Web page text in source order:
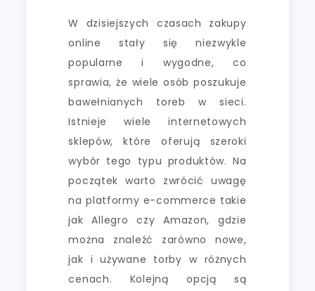
W dzisiejszych czasach zakupy
online stały się niezwykle
popularne i wygodne, co
sprawia, że wiele osób poszukuje
bawełnianych toreb w sieci.
Istnieje wiele internetowych
sklepów, które oferują szeroki
wybór tego typu produktów. Na
początek warto zwrócić uwagę
na platformy e-commerce takie
jak Allegro czy Amazon, gdzie
można znaleźć zarówno nowe,
jak i używane torby w różnych
cenach. Kolejną opcją są